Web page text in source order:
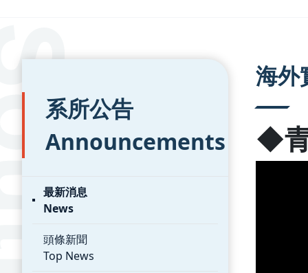
:::
系所公告
Announcements
最新消息
News
頭條新聞
Top News
海外
◆